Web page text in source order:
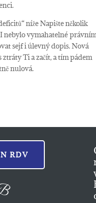
níže Napište několik
nebylo vymahatelné
sejf i úlevný dopis. Nová
Ti a začít, a tím pádem
nulová.
RDV